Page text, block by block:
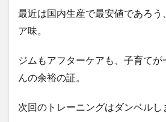
最近は国内生産で最安値であろう
ア味。
ジムもアフターケアも、子育てが
んの余裕の証。
次回のトレーニングはダンベルし